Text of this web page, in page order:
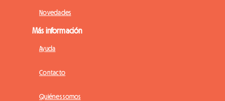
Novedades
Más información
Ayuda
Contacto
Quiénes somos